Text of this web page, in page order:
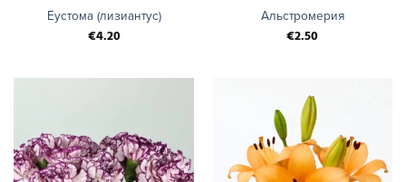
Еустома (лизиантус)
€4.20
Альстромерия
€2.50